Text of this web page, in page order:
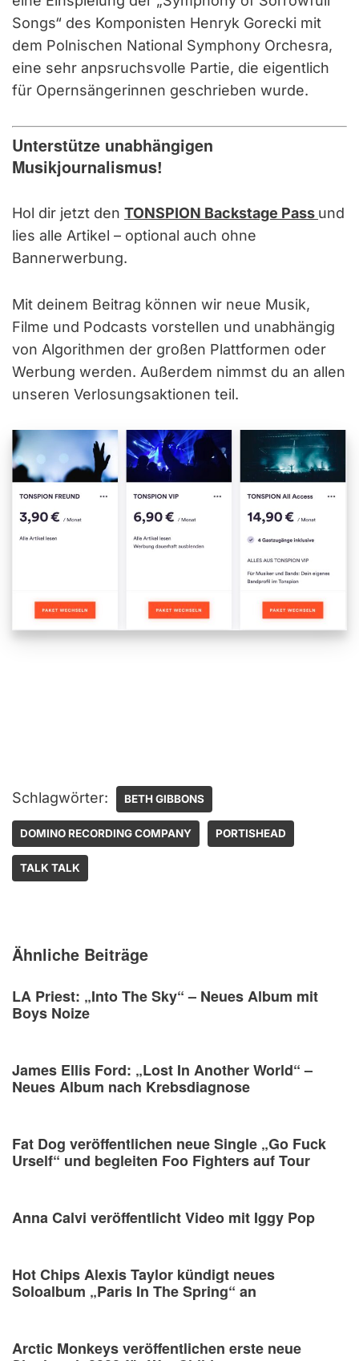
Songs“ des Komponisten Henryk Gorecki mit
dem Polnischen National Symphony Orchesra,
eine sehr anpsruchsvolle Partie, die eigentlich
für Opernsängerinnen geschrieben wurde.
Unterstütze unabhängigen
Musikjournalismus!
Hol dir jetzt den TONSPION Backstage Pass und
lies alle Artikel – optional auch ohne
Bannerwerbung.
Mit deinem Beitrag können wir neue Musik,
Filme und Podcasts vorstellen und unabhängig
von Algorithmen der großen Plattformen oder
Werbung werden. Außerdem nimmst du an allen
unseren Verlosungsaktionen teil.
Schlagwörter: BETH GIBBONS
DOMINO RECORDING COMPANY PORTISHEAD
TALK TALK
Ähnliche Beiträge
LA Priest: „Into The Sky“ – Neues Album mit
Boys Noize
James Ellis Ford: „Lost In Another World“ –
Neues Album nach Krebsdiagnose
Fat Dog veröffentlichen neue Single „Go Fuck
Urself“ und begleiten Foo Fighters auf Tour
Anna Calvi veröffentlicht Video mit Iggy Pop
Hot Chips Alexis Taylor kündigt neues
Soloalbum „Paris In The Spring“ an
Arctic Monkeys veröffentlichen erste neue